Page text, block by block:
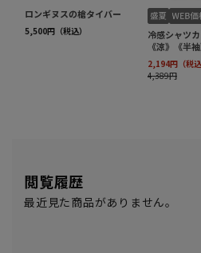
閲覧履歴
最近見た商品がありません。